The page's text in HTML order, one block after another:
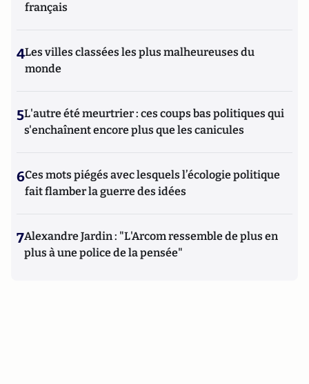
français
4Les villes classées les plus malheureuses du
monde
5L'autre été meurtrier : ces coups bas politiques qui
s'enchaînent encore plus que les canicules
6Ces mots piégés avec lesquels l’écologie politique
fait flamber la guerre des idées
7Alexandre Jardin : "L'Arcom ressemble de plus en
plus à une police de la pensée"